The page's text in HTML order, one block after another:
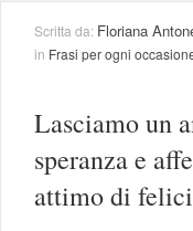
Scritta da: Floriana
in Frasi per ogni
Lasciamo un
speranza e
attimo di